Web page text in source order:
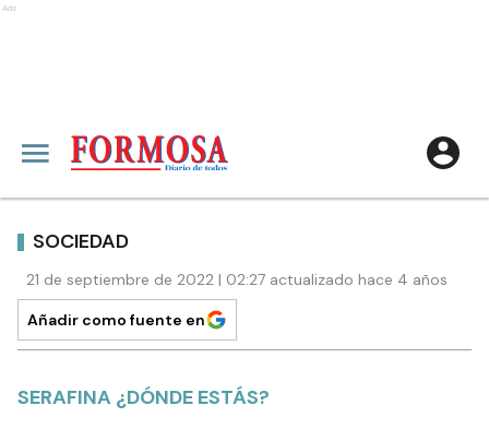
Ads
SOCIEDAD
21 de septiembre de 2022 | 02:27 actualizado hace 4 años
Añadir como fuente en
SERAFINA ¿DÓNDE ESTÁS?